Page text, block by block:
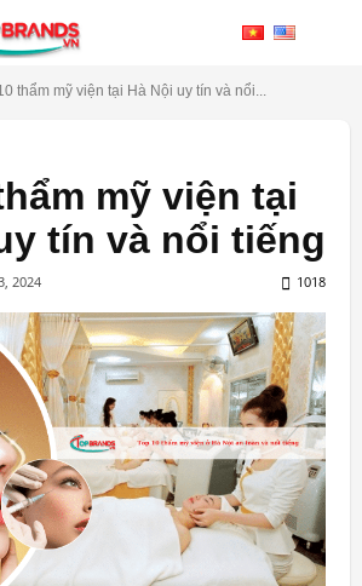
thẩm mỹ viện tại Hà Nội uy tín và nổi...
mỹ viện tại
tín và nổi tiếng
2024 1018